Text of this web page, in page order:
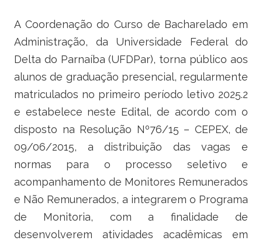
Ministério da Indústria, Comércio Exterior e Serviços
Ministério do Planejamento, Desenvolvimento e Gestão
Ministério da Ciência, Tecnologia, Inovações e Comunicações
Ministério do Meio Ambiente
Ministério do Esporte
Ministério da Integração Nacional
A Coordenação do Curso de Bacharelado em
Administração, da Universidade Federal do
Delta do Parnaíba (UFDPar), torna público aos
alunos de graduação presencial, regularmente
matriculados no primeiro período letivo 2025.2
e estabelece neste Edital, de acordo com o
disposto na Resolução Nº76/15 – CEPEX, de
09/06/2015, a distribuição das vagas e
normas para o processo seletivo e
acompanhamento de Monitores Remunerados
e Não Remunerados, a integrarem o Programa
de Monitoria, com a finalidade de
desenvolverem atividades acadêmicas em